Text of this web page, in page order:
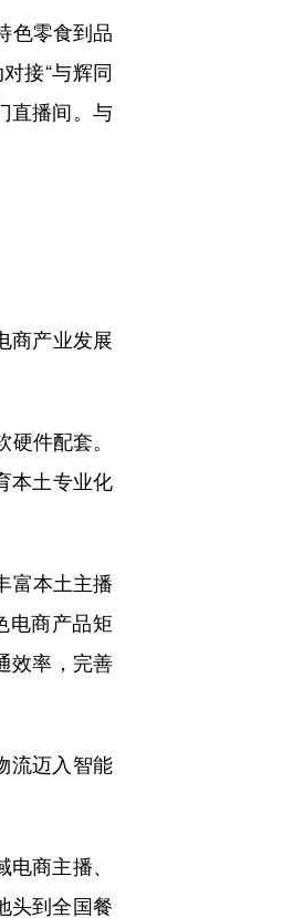
色零食到品
接“与辉同
直播间。与
商产业发展
件配套。
本土专业化
富本土主播
电商产品矩
效率，完善
流迈入智能
商主播、
头到全国餐